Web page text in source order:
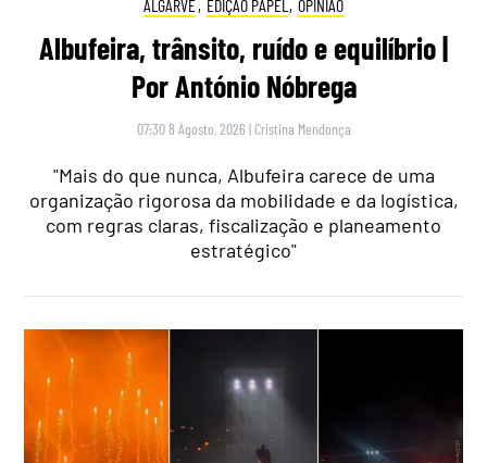
ALGARVE, EDIÇÃO PAPEL , OPINIÃO
Albufeira, trânsito, ruído e equilíbrio |
Por António Nóbrega
07:30 8 Agosto, 2026 | Cristina Mendonça
"Mais do que nunca, Albufeira carece de uma
organização rigorosa da mobilidade e da logística,
com regras claras, fiscalização e planeamento
estratégico"